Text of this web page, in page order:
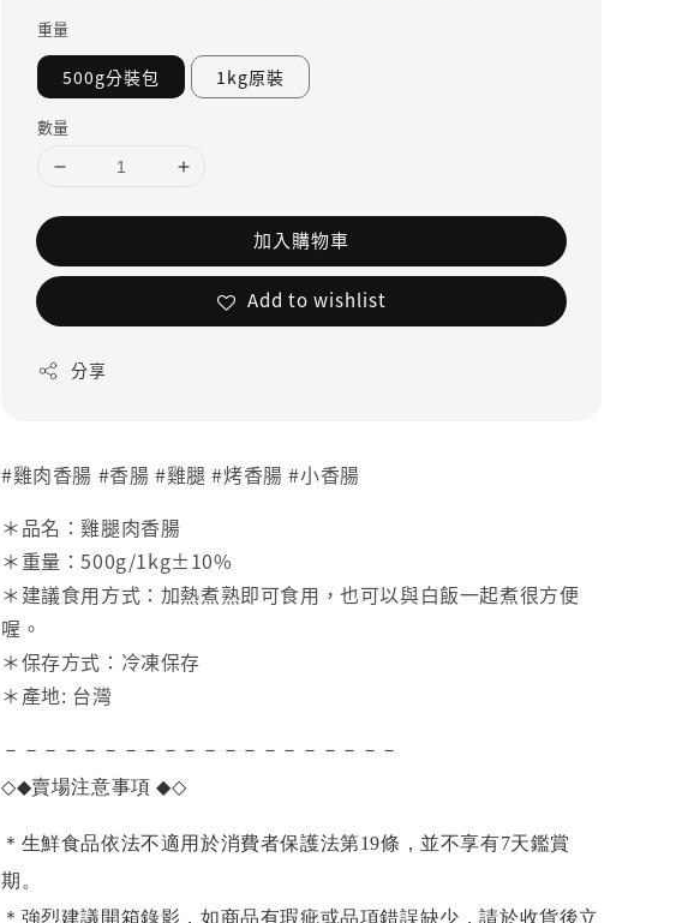
重量
500g分裝包 1kg原裝
數量
加入購物車
Add to wishlist
分享
#雞肉香腸 #香腸 #雞腿 #烤香腸 #小香腸
＊品名：雞腿肉香腸
＊重量：500g/1kg±10%
＊建議食用方式：加熱煮熟即可食用，也可以與白飯一起煮很方便
喔。
＊保存方式：冷凍保存
＊產地: 台灣
－－－－－－－－－－－－－－－－－－－－
◇◆賣場注意事項◆◇
＊生鮮食品依法不適用於消費者保護法第19條，並不享有7天鑑賞
期。
＊強烈建議開箱錄影，如商品有瑕疵或品項錯誤缺少，請於收貨後立